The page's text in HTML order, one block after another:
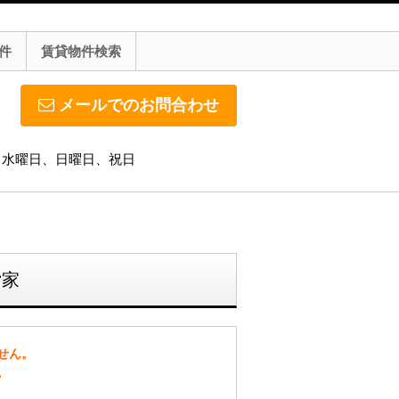
賃貸物件検索
メールでのお問合わせ
曜日、日曜日、祝日
。